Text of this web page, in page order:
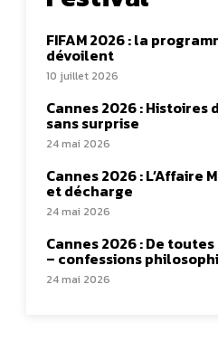
FIFAM 2026 : la
dévoilent
10 juillet 2026
Cannes 2026 : Histoires
sans surprise
24 mai 2026
Cannes 2026 : L’Affaire
et décharge
24 mai 2026
Cannes 2026 : De
– confessions
24 mai 2026